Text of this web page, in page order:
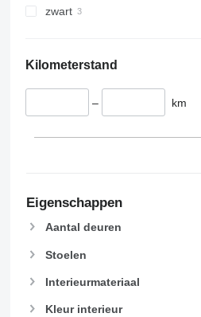
zwart
Kilometerstand
– km
Eigenschappen
Aantal deuren
Stoelen
Interieurmateriaal
Kleur interieur